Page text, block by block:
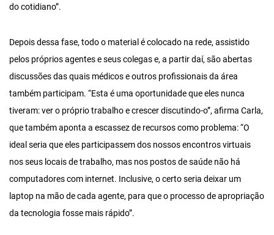
do cotidiano”.
Depois dessa fase, todo o material é colocado na rede, assistido
pelos próprios agentes e seus colegas e, a partir daí, são abertas
discussões das quais médicos e outros profissionais da área
também participam. “Esta é uma oportunidade que eles nunca
tiveram: ver o próprio trabalho e crescer discutindo-o”, afirma Carla,
que também aponta a escassez de recursos como problema: “O
ideal seria que eles participassem dos nossos encontros virtuais
nos seus locais de trabalho, mas nos postos de saúde não há
computadores com internet. Inclusive, o certo seria deixar um
laptop na mão de cada agente, para que o processo de apropriação
da tecnologia fosse mais rápido”.